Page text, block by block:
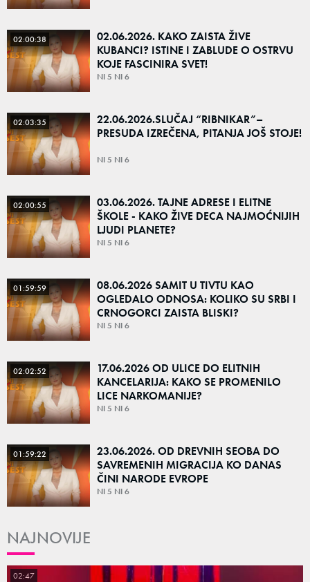
02:00:38
02.06.2026. KAKO ZAISTA ŽIVE
KUBANCI? ISTINE I ZABLUDE O OSTRVU
KOJE FASCINIRA SVET!
NI 5 NI 6
02:03:35
22.06.2026.SLUČAJ “RIBNIKAR”–
PRESUDA IZREČENA, PITANJA JOŠ STOJE!
NI 5 NI 6
02:00:55
03.06.2026. TAJNE ADRESE I ELITNE
ŠKOLE - KAKO ŽIVE DECA NAJMOĆNIJIH
LJUDI PLANETE?
NI 5 NI 6
01:59:59
08.06.2026 SAMIT U TIVTU KAO
OGLEDALO ODNOSA: KOLIKO SU SRBI I
CRNOGORCI ZAISTA BLISKI?
NI 5 NI 6
02:02:52
17.06.2026 OD ULICE DO ELITNIH
KANCELARIJA: KAKO SE PROMENILO
LICE NARKOMANIJE?
NI 5 NI 6
01:59:22
23.06.2026. OD DREVNIH SEOBA DO
SAVREMENIH MIGRACIJA KO DANAS
ČINI NARODE EVROPE
NI 5 NI 6
NAJNOVIJE
02:47